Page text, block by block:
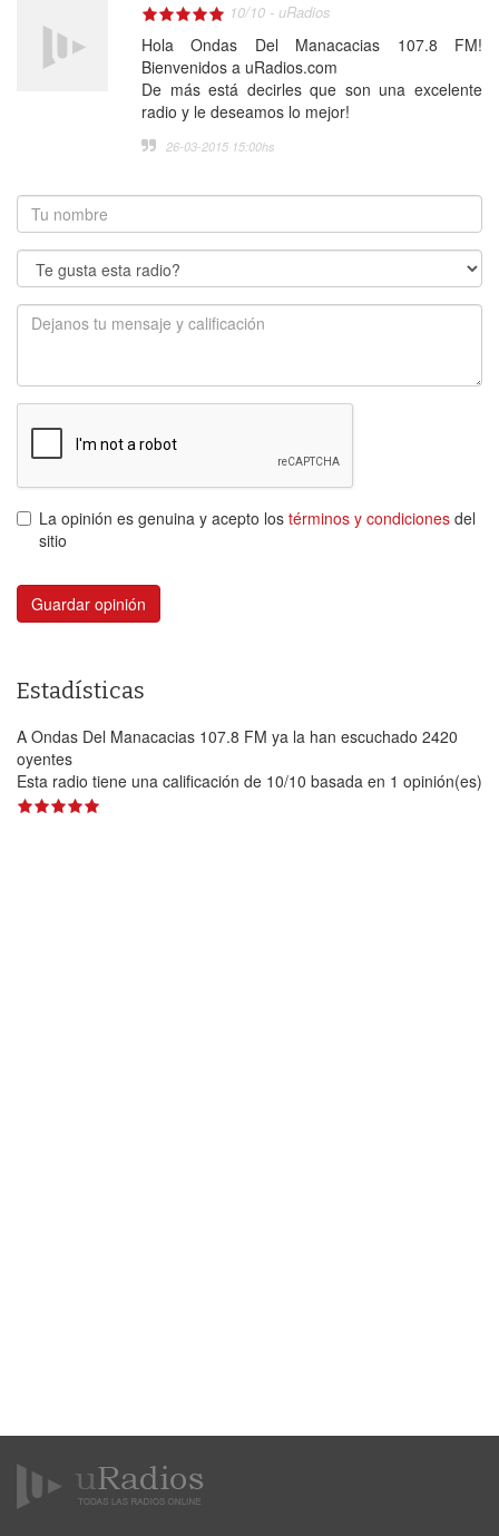
10/10 - uRadios
Hola Ondas Del Manacacias 107.8 FM!
Bienvenidos a uRadios.com
De más está decirles que son una excelente
radio y le deseamos lo mejor!
26-03-2015 15:00hs
La opinión es genuina y acepto los términos y condiciones del
sitio
Guardar opinión
Estadísticas
A Ondas Del Manacacias 107.8 FM ya la han escuchado 2420
oyentes
Esta radio tiene una calificación de 10/10 basada en 1 opinión(es)